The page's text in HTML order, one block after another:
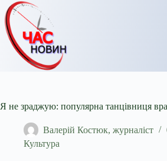
Перейти
до
вмісту
Я не зраджую: популярна танцівниця
Валерій Костюк, журналіст
Культура